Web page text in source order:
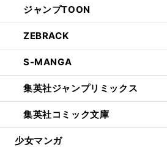
ジャンプTOON
ZEBRACK
S-MANGA
集英社ジャンプリミックス
集英社コミック文庫
少女マンガ